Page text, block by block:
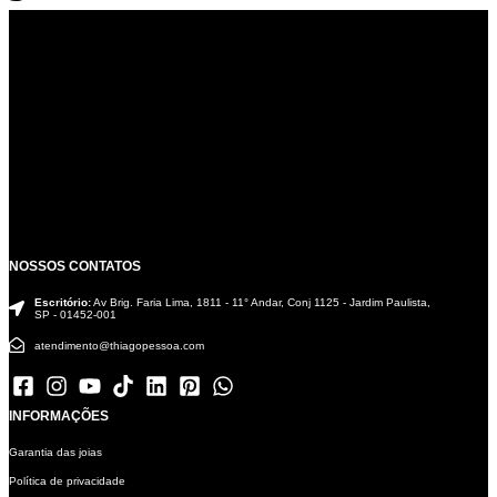
NOSSOS CONTATOS
Escritório:Av Brig. Faria Lima, 1811 - 11° Andar, Conj 1125 - Jardim Paulista,
SP - 01452-001
atendimento@thiagopessoa.com
INFORMAÇÕES
Garantia das joias
Política de privacidade